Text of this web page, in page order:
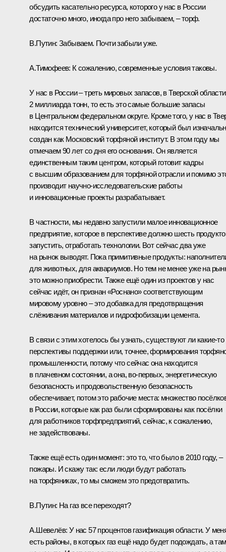
обсудить касательно ресурса, которого у нас в России
достаточно много, иногда про него забываем, – торф.
В.Путин: Забываем. Почти забыли уже.
А.Тимофеев: К сожалению, современные условия таковы.
У нас в России – треть мировых запасов, в Тверской
2 миллиарда тонн, то есть это самые большие запасы
в Центральном федеральном округе. Кроме того, у нас в
находится технический университет, который был
создан как Московский торфяной институт. В этом году мы
отмечаем 90 лет со дня его основания. Он является
единственным таким центром, который готовит кадры
с высшим образованием для торфяной отрасли и помимо
производит научно-исследовательские работы
и инновационные проекты разрабатывает.
В частности, мы недавно запустили малое инновационное
предприятие, которое в перспективе должно шесть
запустить, отработать технологии. Вот сейчас два уже
на рынок выводят. Пока примитивные продукты:
для животных, для аквариумов. Но тем не менее уже на
это можно приобрести. Также ещё один из проектов у нас
сейчас идёт, он признан «Роснано» соответствующим
мировому уровню – это добавка для предотвращения
слёживания материалов и гидрофобизации цемента.
В связи с этим хотелось бы узнать, существуют ли какие‑то
перспективы поддержки или, точнее, формирования
промышленности, потому что сейчас она находится
в плачевном состоянии, а она, во‑первых, энергетическую
безопасность и продовольственную безопасность
обеспечивает, потом это рабочие места: множество
в России, которые как раз были сформированы как посёлки
для работников торфпредприятий, сейчас, к сожалению,
не задействованы.
Также ещё есть один момент: это то, что было в 2010 году, –
пожары. И скажу так: если люди будут работать
на торфяниках, то мы сможем это предотвратить.
В.Путин: На газ все переходят?
А.Шевелёв: У нас 57 процентов газификация области. У
есть районы, в которых газ ещё надо будет подождать, а